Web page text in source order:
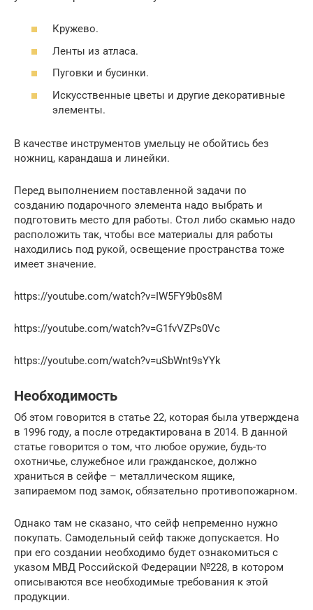
Кружево.
Ленты из атласа.
Пуговки и бусинки.
Искусственные цветы и другие декоративные
элементы.
В качестве инструментов умельцу не обойтись без
ножниц, карандаша и линейки.
Перед выполнением поставленной задачи по
созданию подарочного элемента надо выбрать и
подготовить место для работы. Стол либо скамью надо
расположить так, чтобы все материалы для работы
находились под рукой, освещение пространства тоже
имеет значение.
https://youtube.com/watch?v=IW5FY9b0s8M
https://youtube.com/watch?v=G1fvVZPs0Vc
https://youtube.com/watch?v=uSbWnt9sYYk
Необходимость
Об этом говорится в статье 22, которая была утверждена
в 1996 году, а после отредактирована в 2014. В данной
статье говорится о том, что любое оружие, будь-то
охотничье, служебное или гражданское, должно
храниться в сейфе – металлическом ящике,
запираемом под замок, обязательно противопожарном.
Однако там не сказано, что сейф непременно нужно
покупать. Самодельный сейф также допускается. Но
при его создании необходимо будет ознакомиться с
указом МВД Российской Федерации №228, в котором
описываются все необходимые требования к этой
продукции.